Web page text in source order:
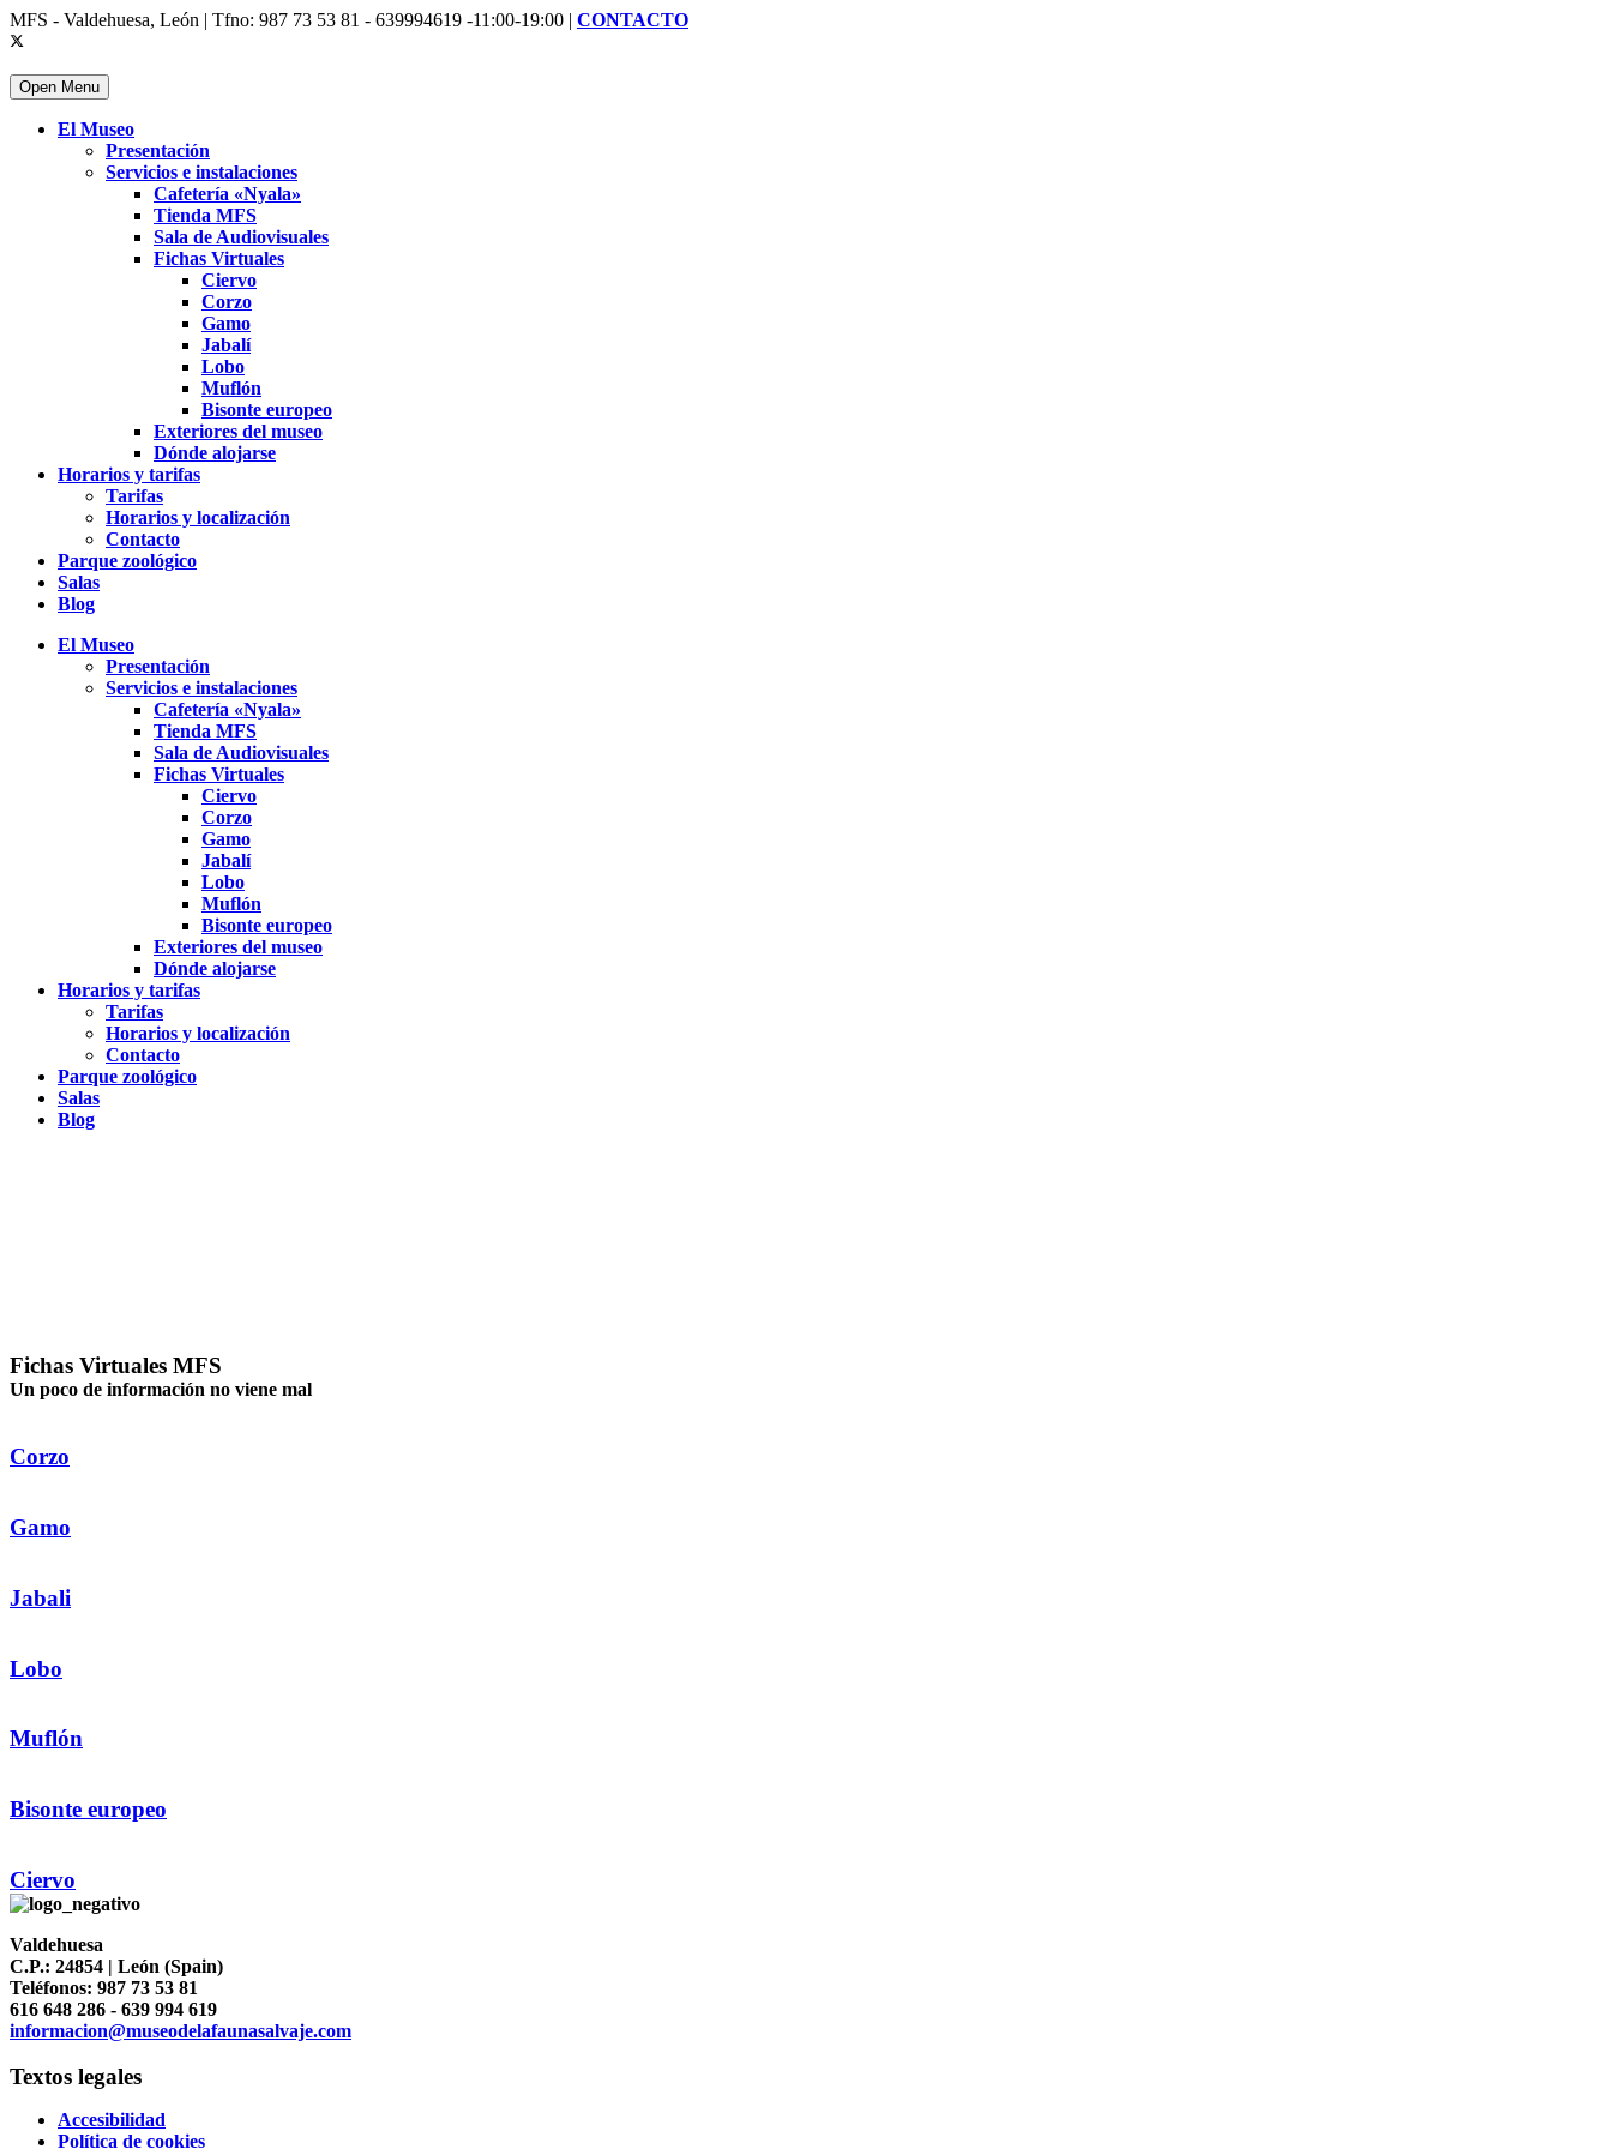
MFS - Valdehuesa, León | Tfno: 987 73 53 81 - 639994619 -11:00-19:00 | CONTACTO
Open Menu
El Museo
Presentación
Servicios e instalaciones
Cafetería «Nyala»
Tienda MFS
Sala de Audiovisuales
Fichas Virtuales
Ciervo
Corzo
Gamo
Jabalí
Lobo
Muflón
Bisonte europeo
Exteriores del museo
Dónde alojarse
Horarios y tarifas
Tarifas
Horarios y localización
Contacto
Parque zoológico
Salas
Blog
El Museo
Presentación
Servicios e instalaciones
Cafetería «Nyala»
Tienda MFS
Sala de Audiovisuales
Fichas Virtuales
Ciervo
Corzo
Gamo
Jabalí
Lobo
Muflón
Bisonte europeo
Exteriores del museo
Dónde alojarse
Horarios y tarifas
Tarifas
Horarios y localización
Contacto
Parque zoológico
Salas
Blog
Fichas Virtuales MFS
Un poco de información no viene mal
Corzo
Gamo
Jabali
Lobo
Muflón
Bisonte europeo
Ciervo
Valdehuesa
C.P.: 24854 | León (Spain)
Teléfonos: 987 73 53 81
616 648 286 - 639 994 619
informacion@museodelafaunasalvaje.com
Textos legales
Accesibilidad
Política de cookies